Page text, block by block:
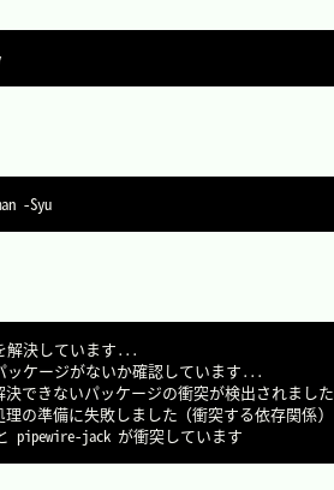
-Syu
解決しています...
ッケージがないか確認しています...
できないパッケージの衝突が検出されました
の準備に失敗しました (衝突する依存関係)